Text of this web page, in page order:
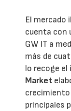
El mercado
cuenta con
GW IT a
más de
lo recoge el
Market
crecimiento
principales